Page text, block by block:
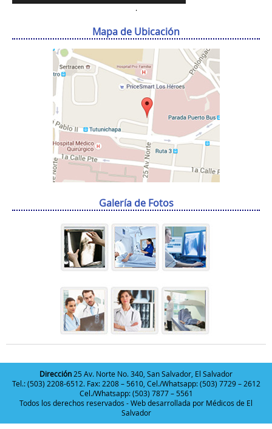
.
Mapa de Ubicación
Galería de Fotos
Dirección25 Av. Norte No. 340, San Salvador, El Salvador
Tel.: (503) 2208-6512. Fax: 2208 – 5610, Cel./Whatsapp: (503) 7729 – 2612
Cel./Whatsapp: (503) 7877 – 5561
Todos los derechos reservados - Web desarrollada por Médicos de El
Salvador